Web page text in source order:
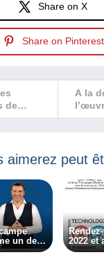
Share on X
Share on Pinterest
A la
de
Klein
aimerez peut
un des
plus
2022 et
cadre